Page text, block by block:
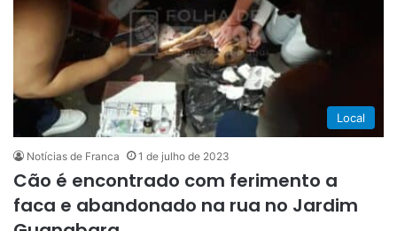
Local
Notícias de Franca 1 de julho de 2023
Cão é encontrado com ferimento a
faca e abandonado na rua no Jardim